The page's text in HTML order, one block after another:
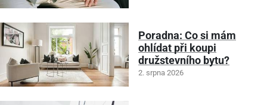
Poradna: Co si mám
ohlídat při koupi
družstevního bytu?
2. srpna 2026